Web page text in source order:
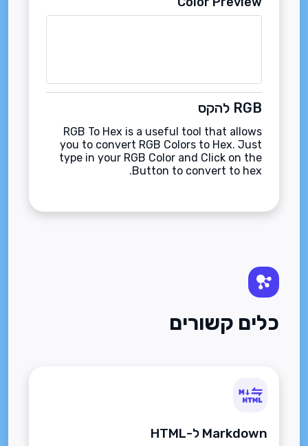
RGB להקס
RGB To Hex is a useful tool that allows
you to convert RGB Colors to Hex. Just
type in your RGB Color and Click on the
Button to convert to hex.
כלים קשורים
Markdown ל-HTML